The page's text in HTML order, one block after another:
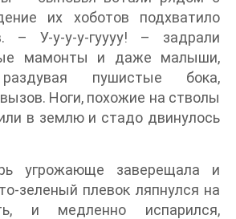
их хоботов подхватило
– У-у-у-у-гуууу! – задрали
мамонты и даже малыши,
раздувая пушистые бока,
Ноги, похожие на стволы
в землю и стадо двинулось
угрожающе заверещала и
зеленый плевок ляпнулся на
и медленно испарился,